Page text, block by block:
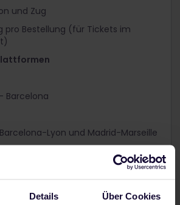
Details Über Cookies
und Zug
pro Bestellung (für Tickets im
Barcelona
Barcelona-Lyon und Madrid-Marseille
AVEs, die Lyon und Marseille in
an Bahnhöfen in Spanien